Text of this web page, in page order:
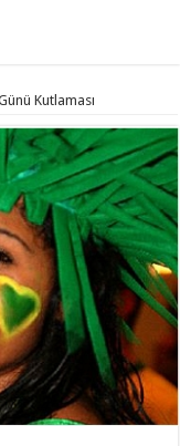
Kutlaması